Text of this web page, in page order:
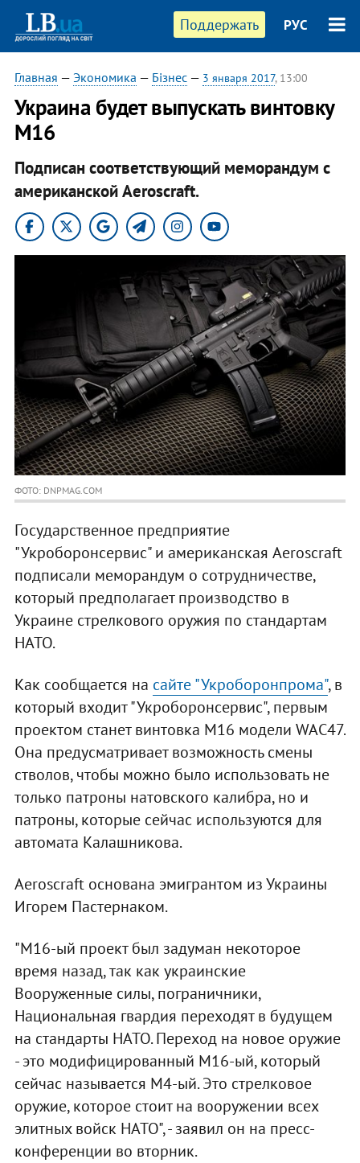
Поддержать РУС
Главная — Экономика — Бізнес— 3 января 2017, 13:00
Украина будет выпускать винтовку
M16
Подписан соответствующий меморандум с
американской Aeroscraft.
ФОТО: DNPMAG.COM
Государственное предприятие
"Укроборонсервис" и американская Aeroscraft
подписали меморандум о сотрудничестве,
который предполагает производство в
Украине стрелкового оружия по стандартам
НАТО.
Как сообщается на сайте "Укроборонпрома", в
который входит "Укроборонсервис", первым
проектом станет винтовка M16 модели WAC47.
Она предусматривает возможность смены
стволов, чтобы можно было использовать не
только патроны натовского калибра, но и
патроны, которые сейчас используются для
автомата Калашникова.
Aeroscraft основана эмигрантом из Украины
Игорем Пастернаком.
"M16-ый проект был задуман некоторое
время назад, так как украинские
Вооруженные силы, пограничники,
Национальная гвардия переходят в будущем
на стандарты НАТО. Переход на новое оружие
- это модифицированный M16-ый, который
сейчас называется M4-ый. Это стрелковое
оружие, которое стоит на вооружении всех
элитных войск НАТО", - заявил он на пресс-
конференции во вторник.